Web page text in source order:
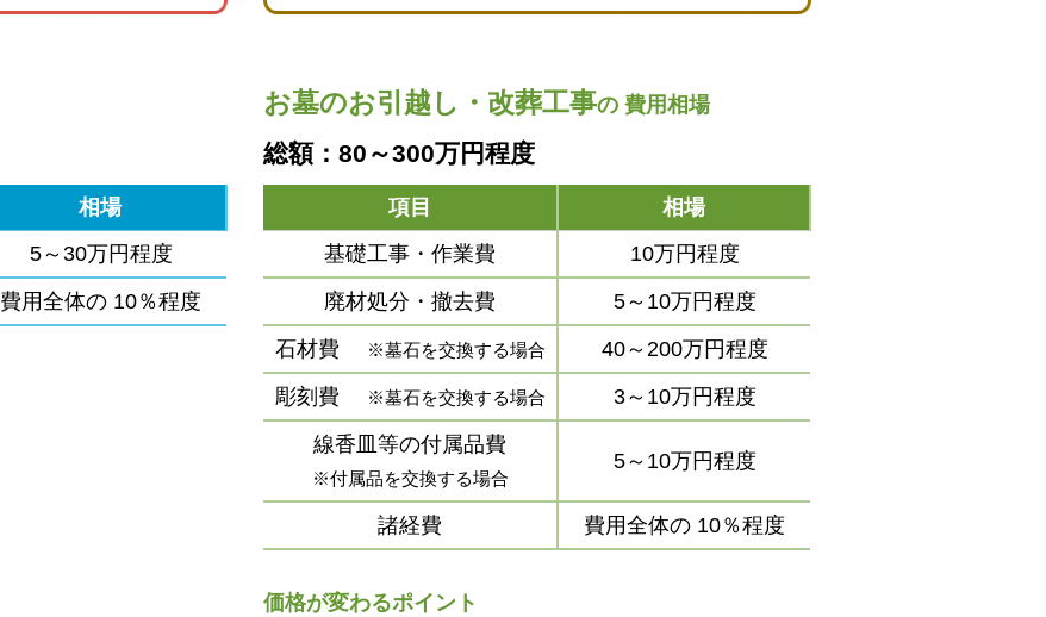
相場
5～30万円程度
費用全体の 10％程度
お墓のお引越し・改葬工事の 費用相場
総額：80～300万円程度
項目
相場
基礎工事・作業費
10万円程度
廃材処分・撤去費
5～10万円程度
石材費
※墓石を交換する場合
40～200万円程度
彫刻費
※墓石を交換する場合
3～10万円程度
線香皿等の付属品費
※付属品を交換する場合
5～10万円程度
諸経費 費用全体の 10％程度
価格が変わるポイント